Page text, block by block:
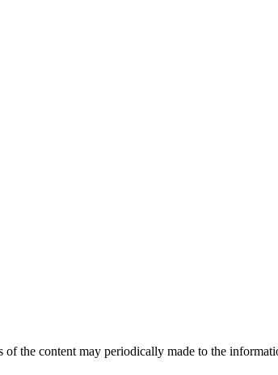
the content may periodically made to the